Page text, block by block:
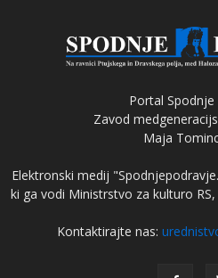
Portal
Zavod
Maja
Elektronski medij
ki ga vodi Ministrstvo za kulturo
Kontaktirajte nas: